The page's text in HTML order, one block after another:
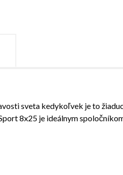
sveta kedykoľvek je to
8x25 je ideálnym